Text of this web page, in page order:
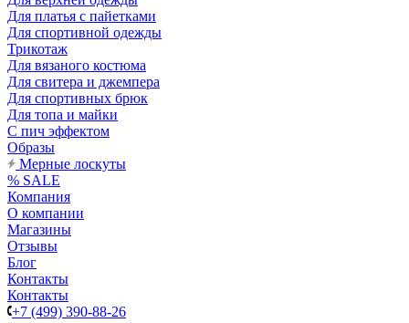
Для платья с пайетками
Для спортивной одежды
Трикотаж
Для вязаного костюма
Для свитера и джемпера
Для спортивных брюк
Для топа и майки
С пич эффектом
Образы
Мерные лоскуты
% SALE
Компания
О компании
Магазины
Отзывы
Блог
Контакты
Контакты
+7 (499) 390-88-26